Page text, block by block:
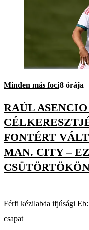
Minden más foci8 órája
RAÚL
FONTÉRT
MAN. CITY –
Férfi kézilabda ifjúsági
csapat